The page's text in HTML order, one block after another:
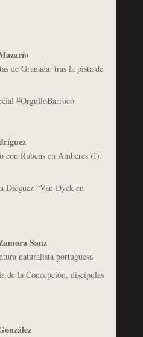
de Granada: tras la pista de
#OrgulloBarroco
con Rubens en Amberes (I).
Diéguez “Van Dyck en
Sanz
naturalista portuguesa
de la Concepción, discípulas